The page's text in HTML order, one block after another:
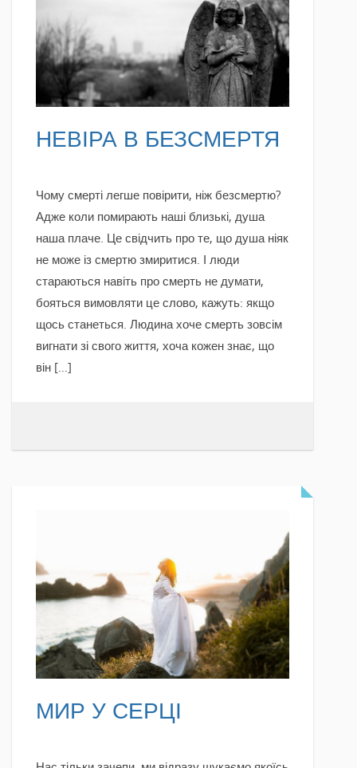
READ MORE
НЕВІРА В БЕЗСМЕРТЯ
Чому смерті легше повірити, ніж безсмертю?
Адже коли помирають наші близькі, душа
наша плаче. Це свідчить про те, що душа ніяк
не може із смертю змиритися. І люди
стараються навіть про смерть не думати,
бояться вимовляти це слово, кажуть: якщо
щось станеться. Людина хоче смерть зовсім
вигнати зі свого життя, хоча кожен знає, що
він […]
READ MORE
МИР У СЕРЦІ